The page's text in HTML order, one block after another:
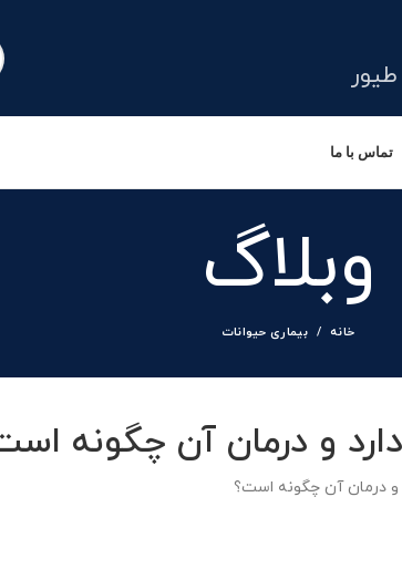
تماس با ما
وبلاگ
خانه بیماری حیوانات
و درمان آن چگونه